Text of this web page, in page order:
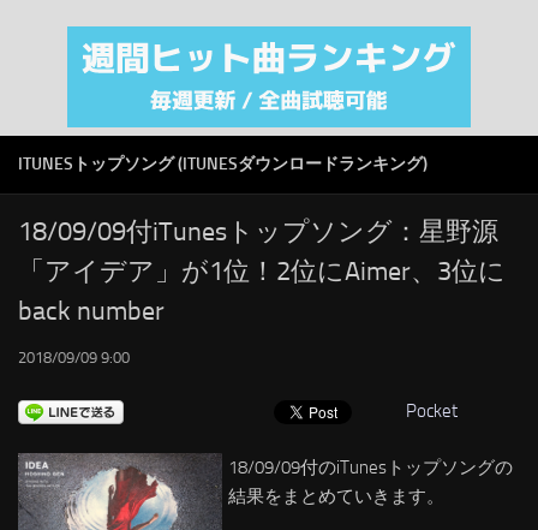
注目カテゴリ
オリジナルiTunes週間トップソング
RSS
LINKS
ITUNESトップソング (ITUNESダウンロードランキング)
18/09/09付iTunesトップソング：星野源
「アイデア」が1位！2位にAimer、3位に
back number
2018/09/09 9:00
Pocket
18/09/09付のiTunesトップソングの
結果をまとめていきます。